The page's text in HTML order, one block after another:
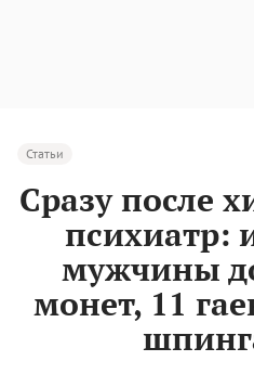
Статьи
Сразу после
психиатр:
мужчины
монет, 11